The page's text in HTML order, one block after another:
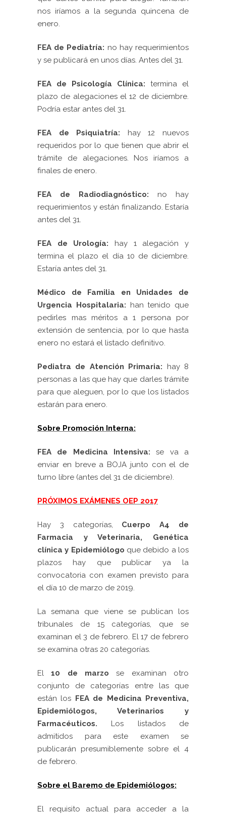
nos iríamos a la segunda quincena de
enero.
FEA de Pediatría: no hay requerimientos
y se publicará en unos días. Antes del 31.
FEA de Psicología Clínica: termina el
plazo de alegaciones el 12 de diciembre.
Podría estar antes del 31.
FEA de Psiquiatría: hay 12 nuevos
requeridos por lo que tienen que abrir el
trámite de alegaciones. Nos iríamos a
finales de enero.
FEA de Radiodiagnóstico: no hay
requerimientos y están finalizando. Estaría
antes del 31.
FEA de Urología: hay 1 alegación y
termina el plazo el día 10 de diciembre.
Estaría antes del 31.
Médico de Familia en Unidades de
Urgencia Hospitalaria: han tenido que
pedirles mas méritos a 1 persona por
extensión de sentencia, por lo que hasta
enero no estará el listado definitivo.
Pediatra de Atención Primaria: hay 8
personas a las que hay que darles trámite
para que aleguen, por lo que los listados
estarán para enero.
Sobre Promoción Interna:
FEA de Medicina Intensiva: se va a
enviar en breve a BOJA junto con el de
turno libre (antes del 31 de diciembre).
PRÓXIMOS EXÁMENES OEP 2017
Hay 3 categorías,
Cuerpo A4 de
Farmacia y Veterinaria, Genética
clínica y Epidemiólogo que debido a los
plazos hay que publicar ya la
convocatoria con examen previsto para
el día 10 de marzo de 2019.
La semana que viene se publican los
tribunales de 15 categorías, que se
examinan el 3 de febrero. El 17 de febrero
se examina otras 20 categorías.
El10 de marzose examinan otro
conjunto de categorías entre las que
están los FEA de Medicina Preventiva,
Epidemiólogos, Veterinarios y
Farmacéuticos. Los listados de
admitidos para este examen se
publicarán presumiblemente sobre el 4
de febrero.
Sobre el Baremo de Epidemiólogos:
El requisito actual para acceder a la